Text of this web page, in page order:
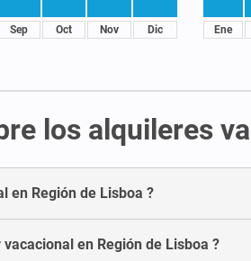
Sep Oct Nov Dic Ene
los alquileres
en Región de Lisboa ?
en Región de Lisboa ?